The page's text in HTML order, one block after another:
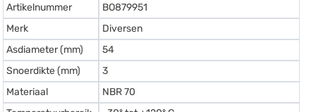
Artikelnummer
BO879951
Merk
Diversen
Asdiameter (mm)
54
Snoerdikte (mm)
3
Materiaal
NBR 70